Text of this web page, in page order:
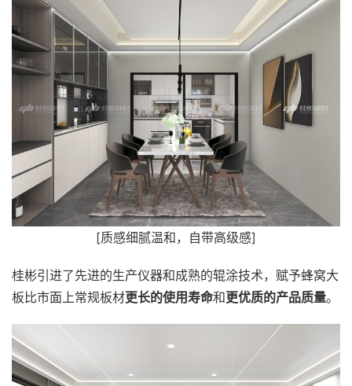
[质感细腻温和，自带高级感]
桂彬引进了先进的生产仪器和成熟的辊涂技术，赋予蜂窝大
板比市面上常规板材更长的使用寿命和更优质的产品质量。